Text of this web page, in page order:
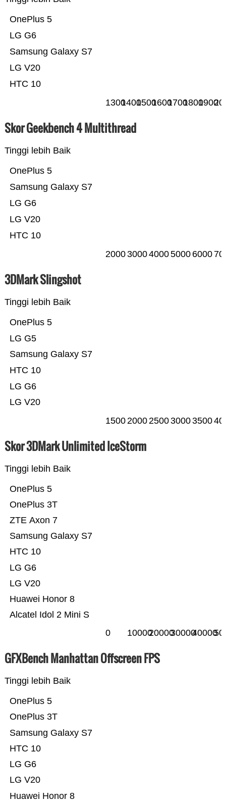
HTC 10
LG V20
Samsung Galaxy S7
LG G6
OnePlus 5
1300140015001600170018001900
Skor Geekbench 4 Multithread
Tinggi lebih Baik
HTC 10
LG V20
LG G6
Samsung Galaxy S7
OnePlus 5
2000300040005000 6000
3DMark Slingshot
Tinggi lebih Baik
LG V20
LG G6
HTC 10
Samsung Galaxy S7
LG G5
OnePlus 5
15002000250030003500
Skor 3DMark Unlimited IceStorm
Tinggi lebih Baik
Alcatel Idol 2 Mini S
Huawei Honor 8
LG V20
LG G6
HTC 10
Samsung Galaxy S7
ZTE Axon 7
OnePlus 3T
OnePlus 5
0 10000200003000040000
GFXBench Manhattan Offscreen FPS
Tinggi lebih Baik
Huawei Honor 8
LG V20
LG G6
HTC 10
Samsung Galaxy S7
OnePlus 3T
OnePlus 5